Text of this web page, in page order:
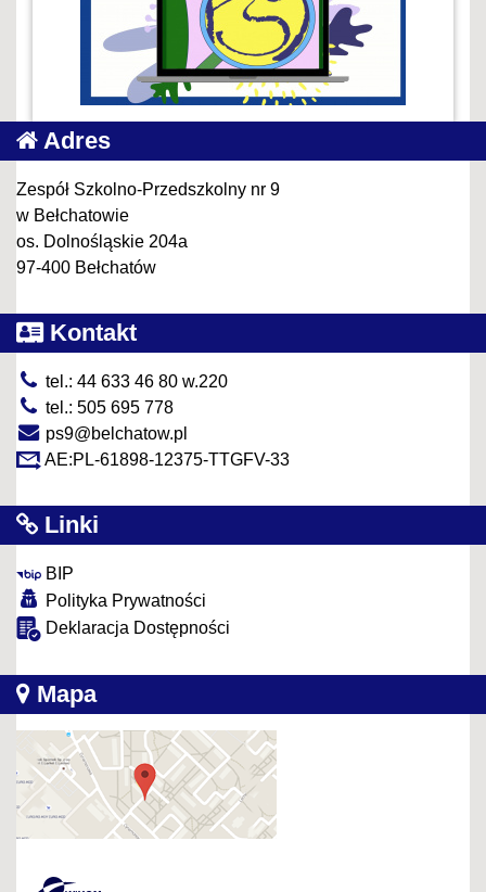
Adres
Zespół Szkolno-Przedszkolny nr 9
w Bełchatowie
os. Dolnośląskie 204a
97-400 Bełchatów
Kontakt
tel.: 44 633 46 80 w.220
tel.: 505 695 778
ps9@belchatow.pl
AE:PL-61898-12375-TTGFV-33
Linki
BIP
Polityka Prywatności
Deklaracja Dostępności
Mapa